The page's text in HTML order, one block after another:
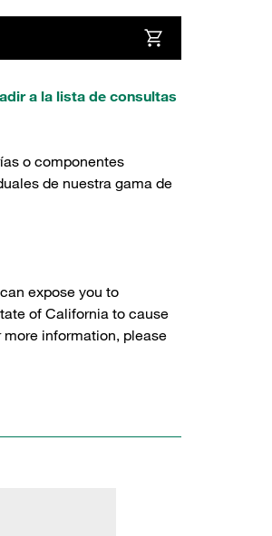
a la lista de consultas
o componentes
de nuestra gama de
expose you to
of California to cause
information, please